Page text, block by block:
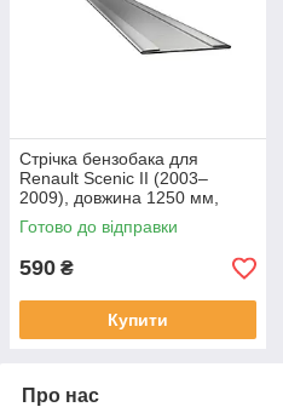
Стрічка бензобака для
Renault Scenic II (2003–
2009), довжина 1250 мм,
ширина 35 мм, оцинкована
сталь.
Готово до відправки
590 ₴
Купити
Про нас